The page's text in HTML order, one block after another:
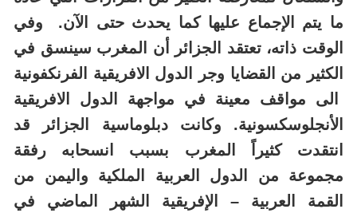
ما يتم الإجماع عليها كما يحدث حتى الآن. وفي
الوقت ذاته، تعتقد الجزائر أن المغرب سينسق في
الكثير من القضايا وجر الدول الافريقية الفرنكفونية
الى مواقف معينة في مواجهة الدول الافريقية
الأنجلوسكسونية. وكانت دبلوماسية الجزائر قد
انتقدت كثيراً المغرب بسبب انسحابه رفقة
مجموعة من الدول العربية الملكية واليمن من
القمة العربية – الإفريقية الشهر الماضي في